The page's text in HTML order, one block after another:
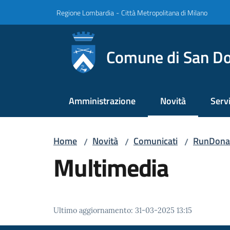
Regione Lombardia -Città Metropolitana di Milano
Comune di San
Amministrazione Novità
Menu selezionato
Home / Novità / Comunicati /
Multimedia
Ultimo aggiornamento: 31-03-2025 13:15